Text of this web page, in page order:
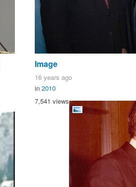
Image
16 years ago
in 2010
7,541 views